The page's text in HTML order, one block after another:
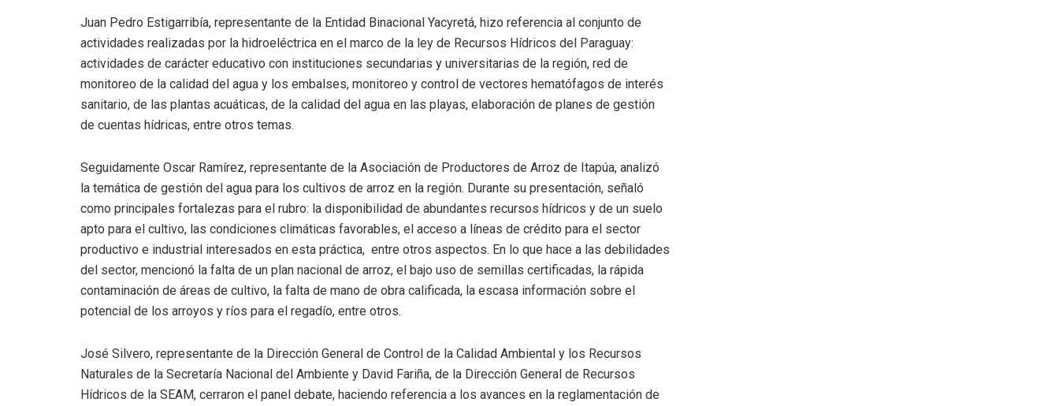
Juan Pedro Estigarribía, representante de la Entidad Binacional Yacyretá, hizo referencia al conjunto de
actividades realizadas por la hidroeléctrica en el marco de la ley de Recursos Hídricos del Paraguay:
actividades de carácter educativo con instituciones secundarias y universitarias de la región, red de
monitoreo de la calidad del agua y los embalses, monitoreo y control de vectores hematófagos de interés
sanitario, de las plantas acuáticas, de la calidad del agua en las playas, elaboración de planes de gestión
de cuentas hídricas, entre otros temas.
Seguidamente Oscar Ramírez, representante de la Asociación de Productores de Arroz de Itapúa, analizó
la temática de gestión del agua para los cultivos de arroz en la región. Durante su presentación, señaló
como principales fortalezas para el rubro: la disponibilidad de abundantes recursos hídricos y de un suelo
apto para el cultivo, las condiciones climáticas favorables, el acceso a líneas de crédito para el sector
productivo e industrial interesados en esta práctica, entre otros aspectos. En lo que hace a las debilidades
del sector, mencionó la falta de un plan nacional de arroz, el bajo uso de semillas certificadas, la rápida
contaminación de áreas de cultivo, la falta de mano de obra calificada, la escasa información sobre el
potencial de los arroyos y ríos para el regadío, entre otros.
José Silvero, representante de la Dirección General de Control de la Calidad Ambiental y los Recursos
Naturales de la Secretaría Nacional del Ambiente y David Fariña, de la Dirección General de Recursos
Hídricos de la SEAM, cerraron el panel debate, haciendo referencia a los avances en la reglamentación de